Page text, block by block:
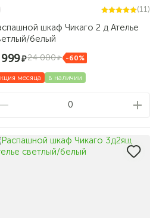
(11)
шкаф Чикаго 2 д Ателье
белый
24 000 -60%
месяца в наличии
0